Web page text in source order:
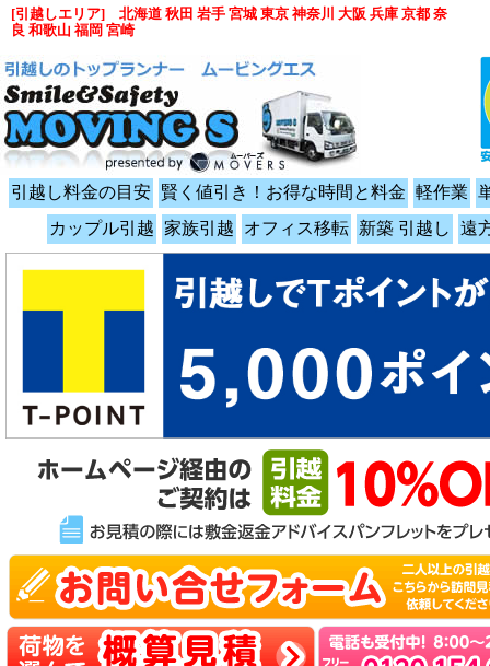
引越し料金の目安 賢く値引き！お得な時間と料金 軽作業
カップル引越 家族引越 オフィス移転 新築 引越し 遠
[引越しエリア] 北海道 秋田 岩手 宮城 東京 神奈川 大阪 兵庫 京都 奈
良 和歌山 福岡 宮崎